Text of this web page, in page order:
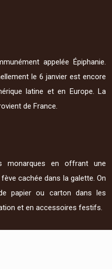
appelée Épiphanie.
le 6 janvier est encore
latine et en Europe. La
de France.
monarques en offrant une
cachée dans la galette. On
papier ou carton dans les
et en accessoires festifs.